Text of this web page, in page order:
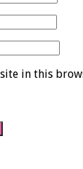
in this